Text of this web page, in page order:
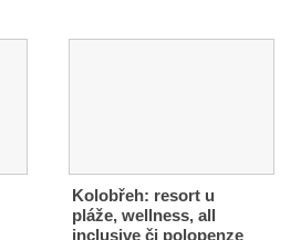
Kolobřeh: resort u
pláže, wellness, all
inclusive či polopenze